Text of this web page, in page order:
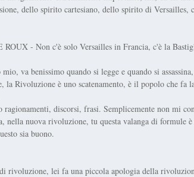
dello spirito cartesiano, dello spirito di
- Non c'è solo Versailles in Francia, c'è la
va benissimo quando si legge e quando si
la Rivoluzione è uno scatenamento, è il popolo che fa
ragionamenti, discorsi, frasi. Semplicemente non mi
nella nuova rivoluzione, tu questa valanga di formule
sia buono.
rivoluzione, lei fa una piccola apologia della